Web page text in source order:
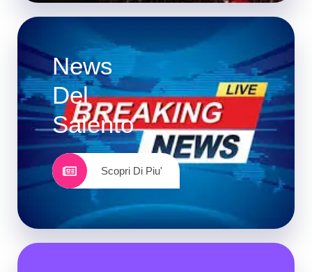
News
Del
Salento
Scopri Di Piu'